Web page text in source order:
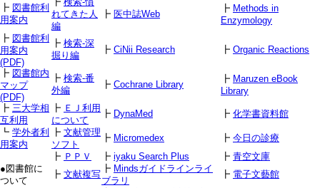
┣ 図書館利
用案内
れてきた人
編
┣ 医中誌Web
┣ Methods in
Enzymology
┣ 図書館利
用案内
(PDF)
┣ 検索-深
掘り編
┣ CiNii Research ┣ Organic Reactions
┣ 図書館内
マップ
(PDF)
┣ 検索-番
外編
┣ Cochrane Library
┣ Maruzen eBook
Library
┣ 三大学相
互利用
┣ ＥＪ利用
について
┣ DynaMed ┣ 化学書資料館
┗ 学外者利
用案内
┣ 文献管理
ソフト
┣ Micromedex ┣ 今日の診療
┣ ＰＰＶ ┣ iyaku Search Plus ┣ 青空文庫
●図書館に
ついて
┣ 文献複写
┣ Mindsガイドラインライ
ブラリ
┣ 電子文藝館